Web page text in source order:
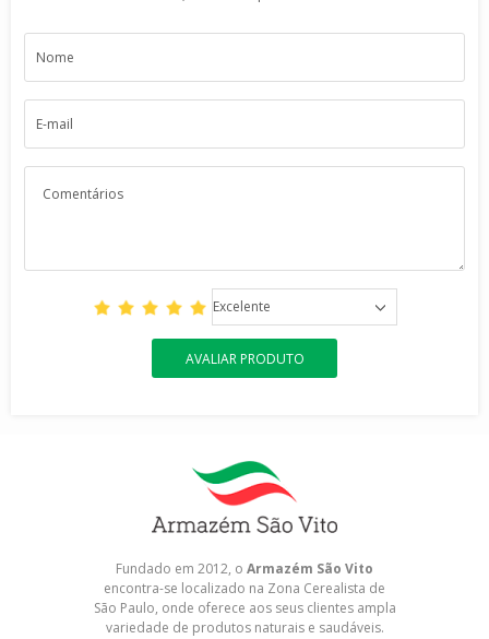
Excelente
AVALIAR PRODUTO
Fundado em 2012, o Armazém São Vito
encontra-se localizado na Zona Cerealista de
São Paulo, onde oferece aos seus clientes ampla
variedade de produtos naturais e saudáveis.